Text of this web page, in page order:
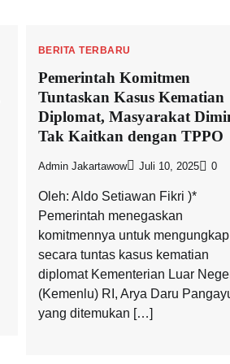
BERITA TERBARU
Pemerintah Komitmen
Tuntaskan Kasus Kematian
Diplomat, Masyarakat
Tak Kaitkan dengan TPPO
Admin Jakartawow Juli 10, 2025 0
Oleh: Aldo Setiawan Fikri )*
Pemerintah menegaskan
komitmennya untuk mengungkap
secara tuntas kasus kematian
diplomat Kementerian Luar
(Kemenlu) RI, Arya Daru
yang ditemukan […]